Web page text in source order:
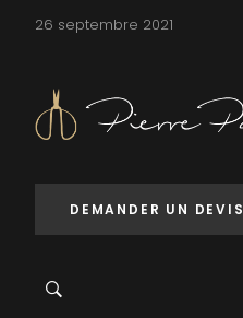
26 septembre 2021
DEMANDER UN DEVIS